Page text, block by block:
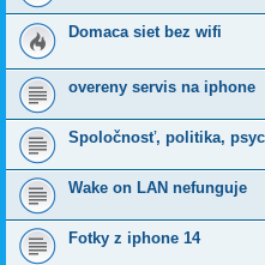
Domaca siet bez wifi
overeny servis na iphone
Spoločnosť, politika,
Wake on LAN nefunguje
Fotky z iphone 14